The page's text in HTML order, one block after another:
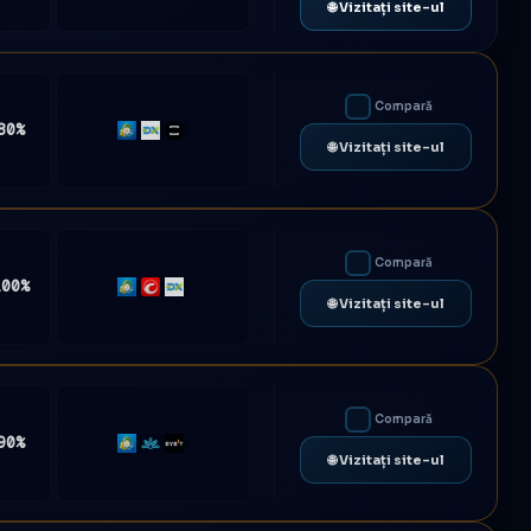
🌐 Vizitați site-ul
MT4DXtradeTradeLocker
Compară
🌐 Vizitați site-ul
MT5cTrader
DXtrade
Compară
🌐 Vizitați site-ul
MT5Match-
Bybit
Compară
🌐 Vizitați site-ul